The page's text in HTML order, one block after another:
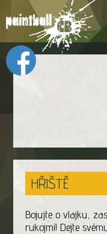
HŘIŠTĚ
Bojujte o vlajku,
rukojmí! Dejte